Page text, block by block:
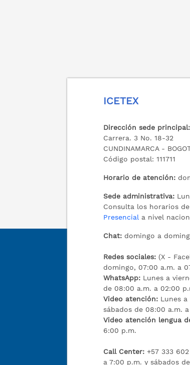
ICETEX
Dirección sede principal:
Carrera. 3 No. 18-32
CUNDINAMARCA -
Código postal: 111711
Horario de atención:
Sede administrativa:
Consulta los horarios
Presencial a nivel
Chat: domingo a
Redes sociales: (X -
domingo, 07:00 a.m. a
WhatsApp: Lunes a
de 08:00 a.m. a 02:00
Video atención: Lunes
sábados de 08:00 a.m.
Video atención lengua
6:00 p.m.
Call Center:+57 333
a 7:00 p.m. y sábados